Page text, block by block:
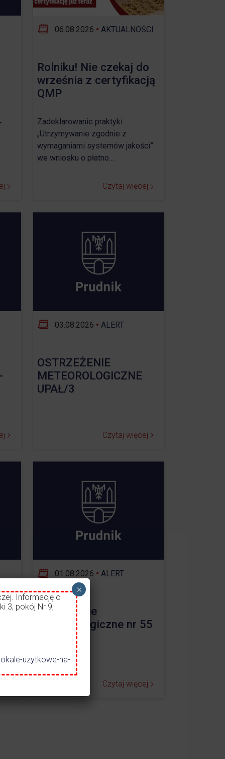
06.08.2026 • AKTUALNOŚCI
Rolniku! Nie czekaj do
września z certyfikacją
QMP
Zadeklarowanie praktyki
„Utrzymywanie zgodnie z
wymaganiami systemów jakości”
we wniosku o płatno…
Czytaj więcej
03.08.2026 • ALERT
OSTRZEŻENIE
METEOROLOGICZNE
UPAŁ/3
Czytaj więcej
01.08.2026 • ALERT
ostrzeżenie
meteorologiczne nr 55
Czytaj więcej
Informację o
3, pokój Nr 9,
uzytkowe-na-
×